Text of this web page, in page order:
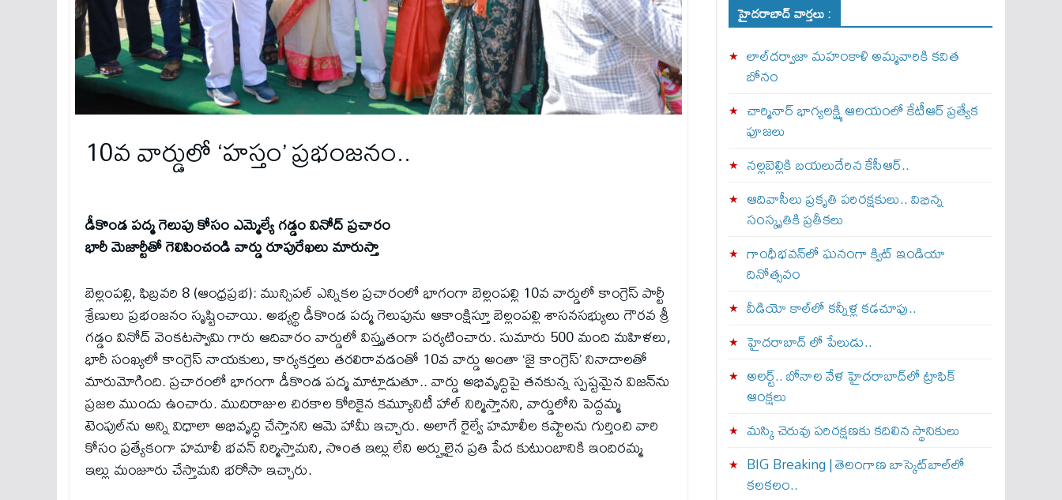
10వ వార్డులో ‘హస్తం’ ప్రభంజనం..
డీకొండ పద్మ గెలుపు కోసం ఎమ్మెల్యే గడ్డం వినోద్ ప్రచారం
భారీ మెజార్టీతో గెలిపించండి వార్డు రూపురేఖలు మారుస్తా
బెల్లంపల్లి, ఫిబ్రవరి 8 (ఆంధ్రప్రభ): మున్సిపల్ ఎన్నికల ప్రచారంలో భాగంగా బెల్లంపల్లి 10వ వార్డులో కాంగ్రెస్ పార్టీ
శ్రేణులు ప్రభంజనం సృష్టించాయి. అభ్యర్థి డీకొండ పద్మ గెలుపును ఆకాంక్షిస్తూ బెల్లంపల్లి శాసనసభ్యులు గౌరవ శ్రీ
గడ్డం వినోద్ వెంకటస్వామి గారు ఆదివారం వార్డులో విస్తృతంగా పర్యటించారు. సుమారు 500 మంది మహిళలు,
భారీ సంఖ్యలో కాంగ్రెస్ నాయకులు, కార్యకర్తలు తరలిరావడంతో 10వ వార్డు అంతా ‘జై కాంగ్రెస్’ నినాదాలతో
మారుమోగింది. ప్రచారంలో భాగంగా డీకొండ పద్మ మాట్లాడుతూ.. వార్డు అభివృద్ధిపై తనకున్న స్పష్టమైన విజన్‌ను
ప్రజల ముందు ఉంచారు. ముదిరాజుల చిరకాల కోరికైన కమ్యూనిటీ హాల్ నిర్మిస్తానని, వార్డులోని పెద్దమ్మ
టెంపుల్‌ను అన్ని విధాలా అభివృద్ధి చేస్తానని ఆమె హామీ ఇచ్చారు. అలాగే రైల్వే హమాలీల కష్టాలను గుర్తించి వారి
కోసం ప్రత్యేకంగా హమాలీ భవన్ నిర్మిస్తామని, సొంత ఇల్లు లేని అర్హులైన ప్రతి పేద కుటుంబానికి ఇందిరమ్మ
ఇల్లు మంజూరు చేస్తామని భరోసా ఇచ్చారు.
హైదరాబాద్ వార్తలు :
లాల్‌దర్వాజా మహంకాళి అమ్మవారికి కవిత
బోనం
చార్మినార్‌ భాగ్యలక్ష్మి ఆలయంలో కేటీఆర్ ప్రత్యేక
పూజలు
నల్లబెల్లికి బయలుదేరిన కేసీఆర్‌..
ఆదివాసీలు ప్రకృతి పరిరక్షకులు.. విభిన్న
సంస్కృతికి ప్రతీకలు
గాంధీభవన్‌లో ఘనంగా క్విట్‌ ఇండియా
దినోత్సవం
వీడియో కాల్‌లో కన్నీళ్ల కడచూపు..
హైదరాబాద్ లో పేలుడు..
అలర్ట్‌.. బోనాల వేళ హైదరాబాద్‌లో ట్రాఫిక్‌
ఆంక్షలు
మస్కి చెరువు పరిరక్షణకు కదిలిన స్థానికులు
BIG Breaking | తెలంగాణ బాస్కెట్‌బాల్‌లో
కలకలం..